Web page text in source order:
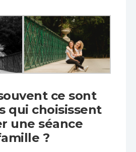
ce sont
qui choisissent
une séance
?